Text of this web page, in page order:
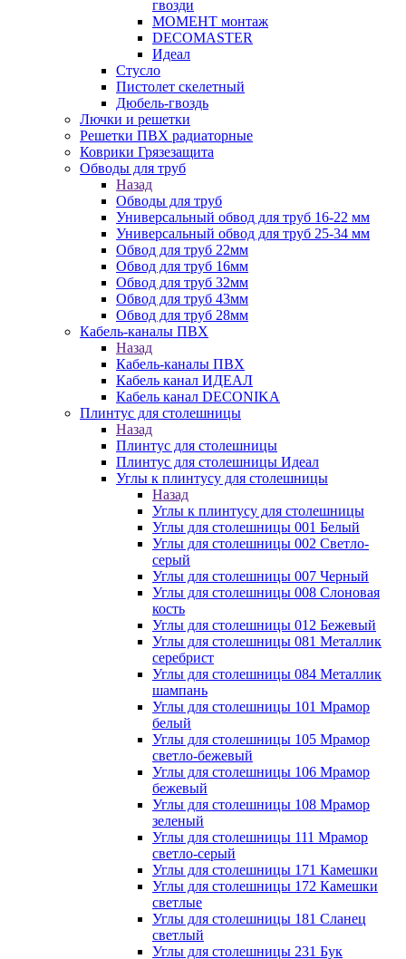
гвозди
МОМЕНТ монтаж
DECOMASTER
Идеал
Стусло
Пистолет скелетный
Дюбель-гвоздь
Лючки и решетки
Решетки ПВХ радиаторные
Коврики Грязезащита
Обводы для труб
Назад
Обводы для труб
Универсальный обвод для труб 16-22 мм
Универсальный обвод для труб 25-34 мм
Обвод для труб 22мм
Обвод для труб 16мм
Обвод для труб 32мм
Обвод для труб 43мм
Обвод для труб 28мм
Кабель-каналы ПВХ
Назад
Кабель-каналы ПВХ
Кабель канал ИДЕАЛ
Кабель канал DECONIKA
Плинтус для столешницы
Назад
Плинтус для столешницы
Плинтус для столешницы Идеал
Углы к плинтусу для столешницы
Назад
Углы к плинтусу для столешницы
Углы для столешницы 001 Белый
Углы для столешницы 002 Светло-
серый
Углы для столешницы 007 Черный
Углы для столешницы 008 Слоновая
кость
Углы для столешницы 012 Бежевый
Углы для столешницы 081 Металлик
серебрист
Углы для столешницы 084 Металлик
шампань
Углы для столешницы 101 Мрамор
белый
Углы для столешницы 105 Мрамор
светло-бежевый
Углы для столешницы 106 Мрамор
бежевый
Углы для столешницы 108 Мрамор
зеленый
Углы для столешницы 111 Мрамор
светло-серый
Углы для столешницы 171 Камешки
Углы для столешницы 172 Камешки
светлые
Углы для столешницы 181 Сланец
светлый
Углы для столешницы 231 Бук